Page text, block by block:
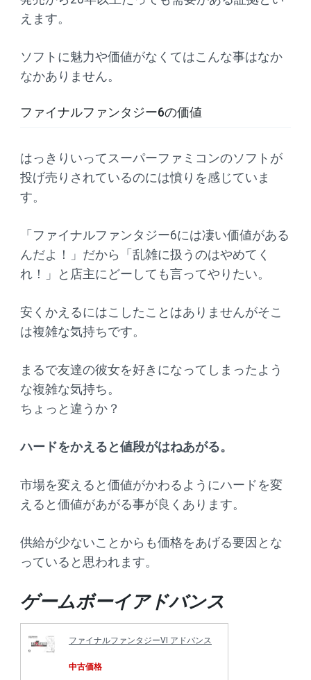
えます。
ソフトに魅力や価値がなくてはこんな事はなか
なかありません。
ファイナルファンタジー6の価値
はっきりいってスーパーファミコンのソフトが
投げ売りされているのには憤りを感じていま
す。
「ファイナルファンタジー6には凄い価値がある
んだよ！」だから「乱雑に扱うのはやめてく
れ！」と店主にどーしても言ってやりたい。
安くかえるにはこしたことはありませんがそこ
は複雑な気持ちです。
まるで友達の彼女を好きになってしまったよう
な複雑な気持ち。
ちょっと違うか？
ハードをかえると値段がはねあがる。
市場を変えると価値がかわるようにハードを変
えると価値があがる事が良くあります。
供給が少ないことからも価格をあげる要因とな
っていると思われます。
ゲームボーイアドバンス
ファイナルファンタジーVI アドバンス
中古価格